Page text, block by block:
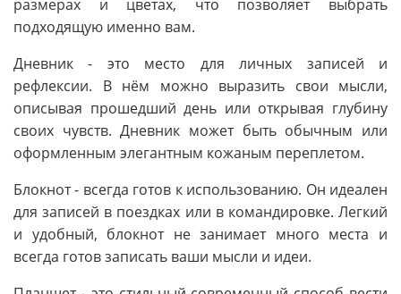
размерах и цветах, что позволяет выбрать
подходящую именно вам.
Дневник - это место для личных записей и
рефлексии. В нём можно выразить свои мысли,
описывая прошедший день или открывая глубину
своих чувств. Дневник может быть обычным или
оформленным элегантным кожаным переплетом.
Блокнот - всегда готов к использованию. Он идеален
для записей в поездках или в командировке. Легкий
и удобный, блокнот не занимает много места и
всегда готов записать ваши мысли и идеи.